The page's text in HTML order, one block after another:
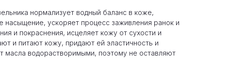
нормализует водный баланс в коже,
насыщение, ускоряет процесс заживления ранок и
и покраснения, исцеляет кожу от сухости и
и питают кожу, придают ей эластичность и
масла водорастворимыми, поэтому не оставляют